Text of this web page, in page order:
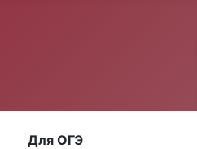
Для ОГЭ